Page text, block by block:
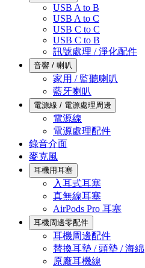
USB A to B
USB A to C
USB C to C
USB C to B
訊號處理 / 淨化配件
音響 / 喇叭
家用 / 監聽喇叭
藍牙喇叭
電源線 / 電源處理周邊
電源線
電源處理配件
錄音介面
麥克風
耳機用耳塞
入耳式耳塞
真無線耳塞
AirPods Pro 耳塞
耳機周邊零配件
耳機周邊配件
替換耳墊 / 頭墊 / 海綿
原廠耳機線